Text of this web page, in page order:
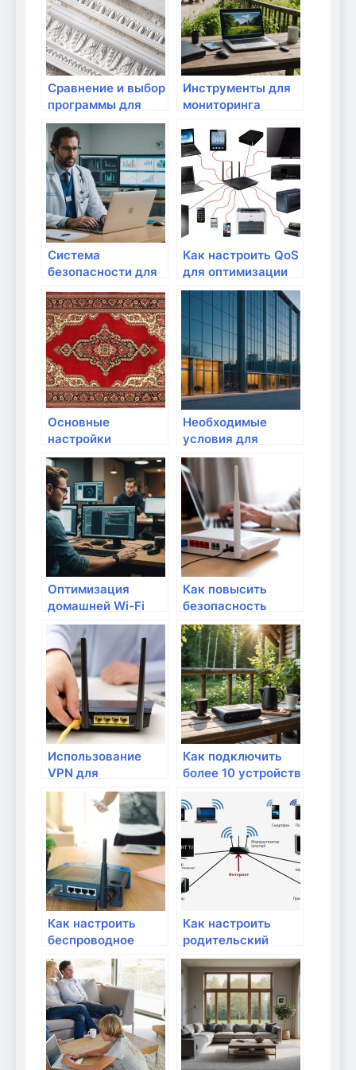
Сравнение и выбор
программы для
мониторинга сети
Инструменты для
мониторинга
сети
Система
безопасности для
домашней сети
Как настроить QoS
для оптимизации
интернет-трафика
Основные
настройки
безопасности для
домашней сети
Необходимые
условия для
быстрой домашней
сети
Оптимизация
домашней Wi-Fi
сети для онлайн-
игр
Как повысить
безопасность
домашней Wi-Fi
сети с помощью
роутера?
Использование
VPN для
безопасного
удаленного
доступа к
домашней сети
Как подключить
более 10 устройств
Как настроить
беспроводное
соединение Wi-Fi в
домашней сети?
Как настроить
родительский
контроль в
домашней сети?